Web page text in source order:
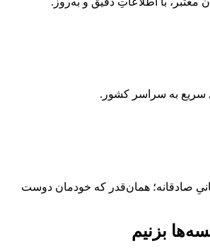
سریع به سراسر کشور.
صادقانه؛ همان‌قدر که خودمان دوست
بزنیم